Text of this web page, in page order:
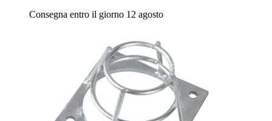
Consegna entro il giorno 12 agosto